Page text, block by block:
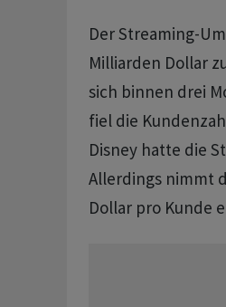
Der Streaming-
Milliarden Dollar
sich binnen drei
fiel die
Disney hatte die
Allerdings nimmt
Dollar pro Kunde